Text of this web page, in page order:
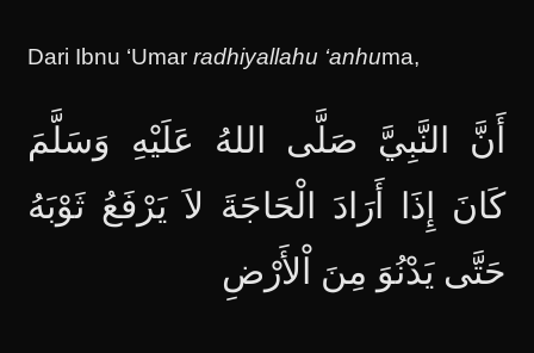
Dari Ibnu ‘Umarradhiyallahu ‘anhuma,
أَنَّ النَّبِيَّ صَلَّى اللهُ عَلَيْهِ وَسَلَّمَ
كَانَ إِذَا أَرَادَ الْحَاجَةَ لاَ يَرْفَعُ ثَوْبَهُ
حَتَّى يَدْنُوَ مِنَ اْلأَرْضِ